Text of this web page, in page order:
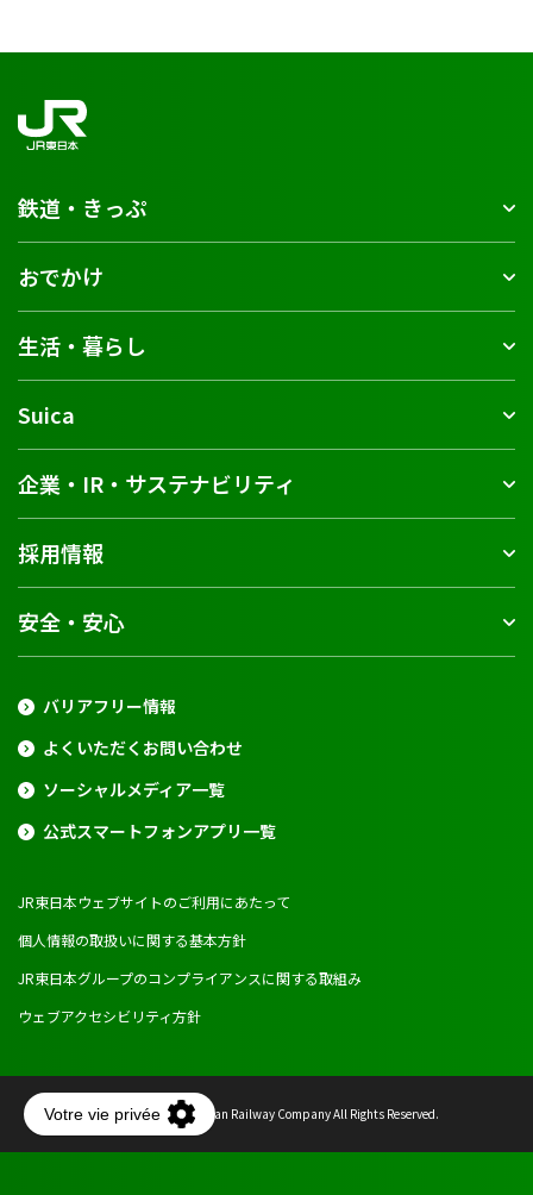
鉄道・きっぷ
おでかけ
生活・暮らし
Suica
企業・IR・サステナビリティ
採用情報
安全・安心
バリアフリー情報
よくいただくお問い合わせ
ソーシャルメディア一覧
公式スマートフォンアプリ一覧
JR東日本ウェブサイトのご利用にあたって
個人情報の取扱いに関する基本方針
JR東日本グループのコンプライアンスに関する取組み
ウェブアクセシビリティ方針
Copyright © East Japan Railway Company All Rights Reserved.